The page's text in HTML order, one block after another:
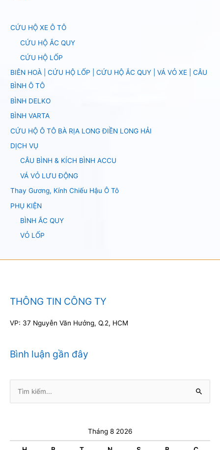
CỨU HỘ XE Ô TÔ
CỨU HỘ ẮC QUY
CỨU HỘ LỐP
BIÊN HOÀ | CỨU HỘ LỐP | CỨU HỘ ẮC QUY | VÁ VỎ XE | CÂU
BÌNH Ô TÔ
BÌNH DELKO
BÌNH VARTA
CỨU HỘ Ô TÔ BÀ RỊA LONG ĐIỀN LONG HẢI
DỊCH VỤ
CÂU BÌNH & KÍCH BÌNH ACCU
VÁ VỎ LƯU ĐỘNG
Thay Gương, Kính Chiếu Hậu Ô Tô
PHỤ KIỆN
BÌNH ẮC QUY
VỎ LỐP
THÔNG TIN CÔNG TY
VP: 37 Nguyễn Văn Hưởng, Q.2, HCM
Bình luận gần đây
kiếm:
Tháng 8 2026